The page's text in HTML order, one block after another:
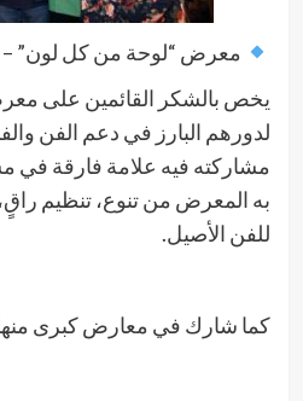
معرض “لوحة من كل لون” –
يخص بالشكر القائمين على
لدورهم البارز في دعم الفن
مشاركته فيه علامة فارقة في
به المعرض من تنوع، تنظيم
للفن الأصيل.
كما شارك في معارض كبرى